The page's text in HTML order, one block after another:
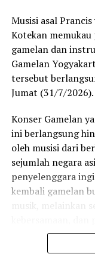
penegakan hukum
Musisi asal
Kotekan
gamelan dan
Gamelan
tersebut
Jumat (31/7/2026).
Konser Gamelan
ini berlangsung
oleh musisi dari
sejumlah negara
penyelenggara
kembali gamelan
musik, melainkan
Penampilan